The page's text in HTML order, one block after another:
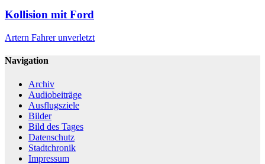
Kollision mit Ford
Artern Fahrer unverletzt
Navigation
Archiv
Audiobeiträge
Ausflugsziele
Bilder
Bild des Tages
Datenschutz
Stadtchronik
Impressum